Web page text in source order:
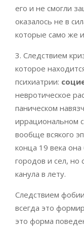
его и не смогли
оказалось не в
которые само же
3. Следствием
которое
психиатрии:
невротическое
паническом
иррациональном
вообще всякого
конца 19 века
городов и сел, но
канула в лету.
Следствием
всегда это
это форма